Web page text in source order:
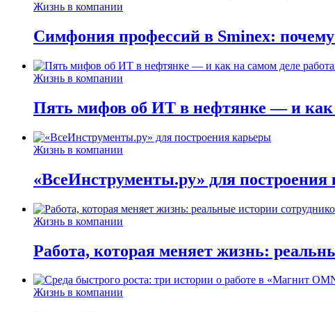
Жизнь в компании
Симфония профессий в Sminex: почему
Жизнь в компании
Пять мифов об ИТ в нефтянке — и как
Жизнь в компании
«ВсеИнструменты.ру» для построения
Жизнь в компании
Работа, которая меняет жизнь:
Жизнь в компании